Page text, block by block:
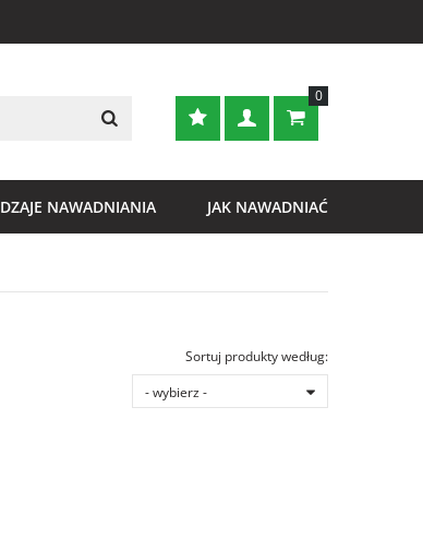
0
NAWADNIANIA JAK NAWADNIAĆ
Sortuj produkty według:
- wybierz -